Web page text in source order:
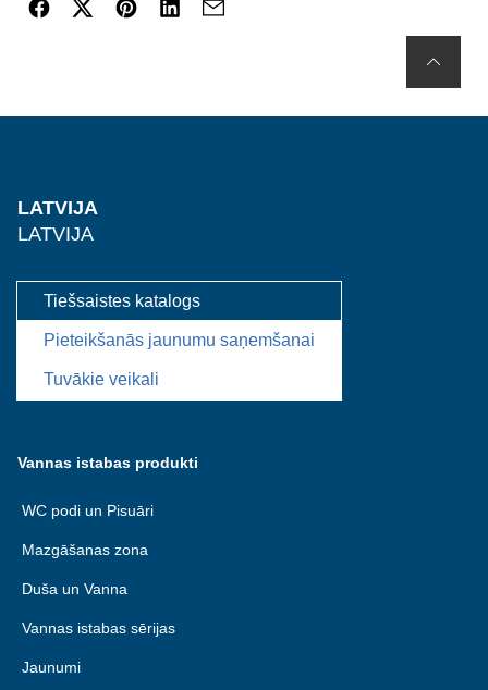
LATVIJA
LATVIJA
Tiešsaistes katalogs
Pieteikšanās jaunumu saņemšanai
Tuvākie veikali
Vannas istabas produkti
WC podi un Pisuāri
Mazgāšanas zona
Duša un Vanna
Vannas istabas sērijas
Jaunumi